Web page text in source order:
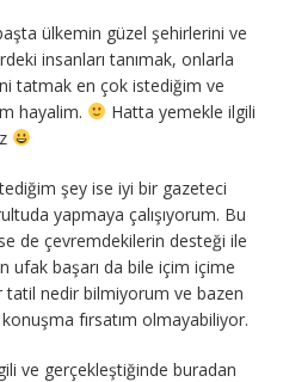
ülkemin güzel şehirlerini ve
insanları tanımak, onlarla
tatmak en çok istediğim ve
hayalim.
Hatta yemekle ilgili
şey ise iyi bir gazeteci
yapmaya çalışıyorum. Bu
de çevremdekilerin desteği ile
ufak başarı da bile içim içime
tatil nedir bilmiyorum ve bazen
fırsatım olmayabiliyor.
ve gerçekleştiğinde buradan